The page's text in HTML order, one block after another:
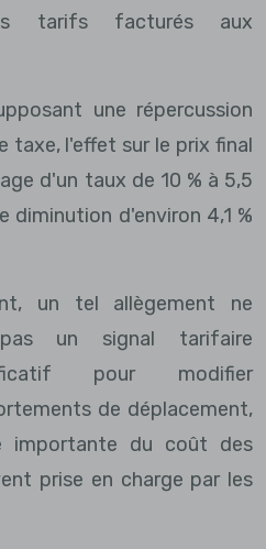
tarifs facturés aux
une répercussion
taxe, l'effet sur le prix final
d'un taux de 10 % à 5,5
diminution d'environ 4,1 %
un tel allègement ne
un signal tarifaire
pour modifier
de déplacement,
importante du coût des
prise en charge par les